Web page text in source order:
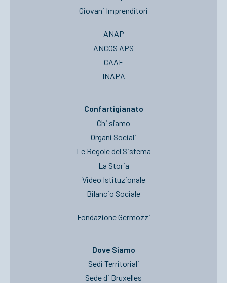
Giovani Imprenditori
ANAP
ANCOS APS
CAAF
INAPA
Confartigianato
Chi siamo
Organi Sociali
Le Regole del Sistema
La Storia
Video Istituzionale
Bilancio Sociale
Fondazione Germozzi
Dove Siamo
Sedi Territoriali
Sede di Bruxelles